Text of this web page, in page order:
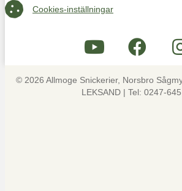
Cookies-inställningar
Cookies-inställningar
© 2026 Allmoge Snickerier, Norsbro
LEKSAND | Tel: 0247-